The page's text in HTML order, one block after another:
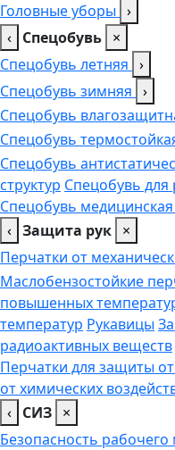
Головные уборы ›
‹ Спецобувь ×
Спецобувь летняя ›
Спецобувь зимняя ›
Спецобувь
Спецобувь
Спецобувь
структур Спецобувь для
Спецобувь
‹ Защита рук ×
Перчатки от
Маслобензостойкие
повышенных
температур Рукавицы
радиоактивных веществ
Перчатки для защиты
от химических
‹ СИЗ ×
Безопасность рабочего